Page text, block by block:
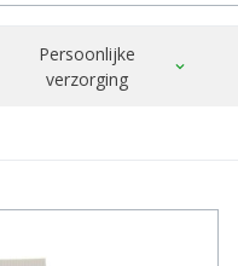
Persoonlijke
verzorging
expand_more